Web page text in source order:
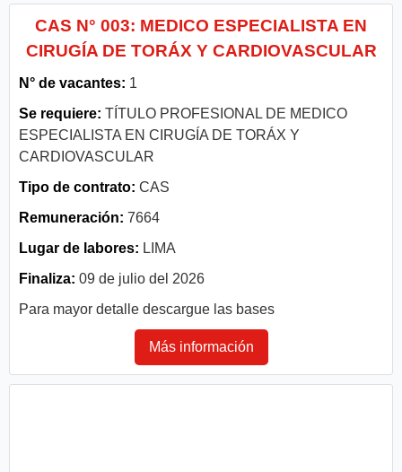
CAS N° 003: MEDICO ESPECIALISTA EN
CIRUGÍA DE TORÁX Y CARDIOVASCULAR
N° de vacantes: 1
Se requiere: TÍTULO PROFESIONAL DE MEDICO
ESPECIALISTA EN CIRUGÍA DE TORÁX Y
CARDIOVASCULAR
Tipo de contrato: CAS
Remuneración: 7664
Lugar de labores: LIMA
Finaliza: 09 de julio del 2026
Para mayor detalle descargue las bases
Más información